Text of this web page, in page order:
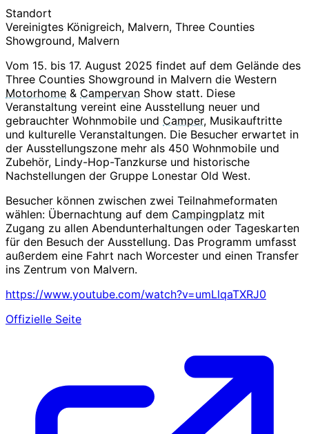
Standort
Vereinigtes Königreich, Malvern, Three Counties
Showground, Malvern
Vom 15. bis 17. August 2025 findet auf dem Gelände des
Three Counties Showground in Malvern die Western
Motorhome & Campervan Show statt. Diese
Veranstaltung vereint eine Ausstellung neuer und
gebrauchter Wohnmobile und Camper, Musikauftritte
und kulturelle Veranstaltungen. Die Besucher erwartet in
der Ausstellungszone mehr als 450 Wohnmobile und
Zubehör, Lindy-Hop-Tanzkurse und historische
Nachstellungen der Gruppe Lonestar Old West.
Besucher können zwischen zwei Teilnahmeformaten
wählen: Übernachtung auf dem Campingplatz mit
Zugang zu allen Abendunterhaltungen oder Tageskarten
für den Besuch der Ausstellung. Das Programm umfasst
außerdem eine Fahrt nach Worcester und einen Transfer
ins Zentrum von Malvern.
https://www.youtube.com/watch?v=umLlqaTXRJ0
Offizielle Seite